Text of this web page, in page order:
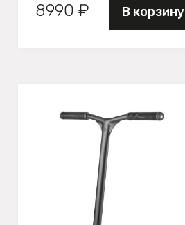
8990 ₽ В корзину